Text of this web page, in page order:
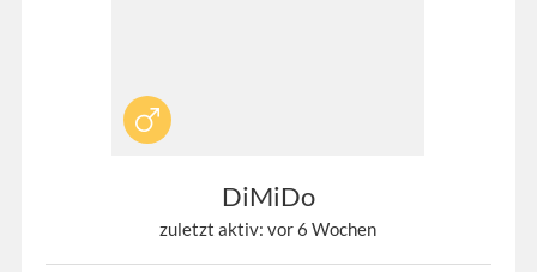
DiMiDo
zuletzt aktiv: vor 6 Wochen